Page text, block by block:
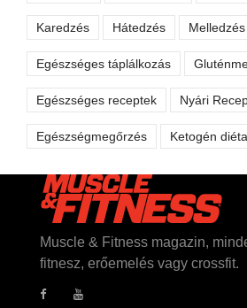
Karedzés Hátedzés Melledzés
Egészséges táplálkozás
Egészséges receptek Nyári
Egészségmegőrzés Ketogén diéta,
Muscle & Fitness magazin,
fitnesz, erőemelés vagy crossfit.